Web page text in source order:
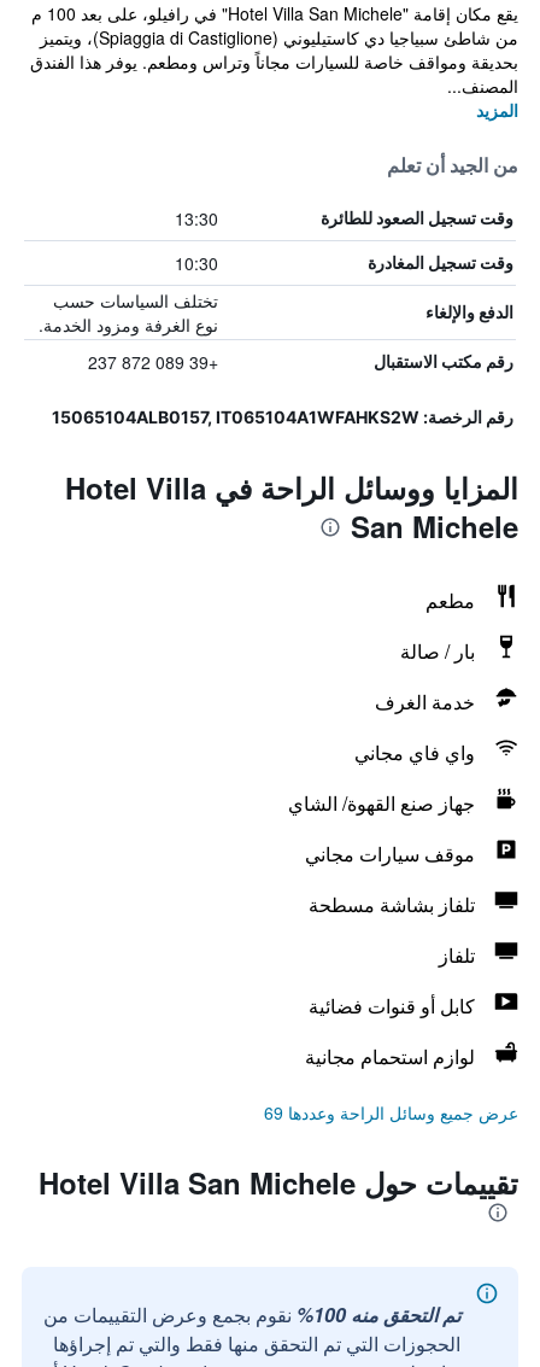
يقع مكان إقامة "Hotel Villa San Michele" في رافيلو، على بعد 100 م
من شاطئ سبياجيا دي كاستيليوني (Spiaggia di Castiglione)، ويتميز
بحديقة ومواقف خاصة للسيارات مجاناً وتراس ومطعم. يوفر هذا الفندق
المصنف...
المزيد
من الجيد أن تعلم
وقت تسجيل الصعود للطائرة 13:30
وقت تسجيل المغادرة 10:30
الدفع والإلغاء
تختلف السياسات حسب
نوع الغرفة ومزود الخدمة.
رقم مكتب الاستقبال +39 089 872 237
رقم الرخصة: 15065104ALB0157, IT065104A1WFAHKS2W
المزايا ووسائل الراحة في Hotel Villa
San Michele
مطعم
بار / صالة
خدمة الغرف
واي فاي مجاني
جهاز صنع القهوة/ الشاي
موقف سيارات مجاني
تلفاز بشاشة مسطحة
تلفاز
كابل أو قنوات فضائية
لوازم استحمام مجانية
عرض جميع وسائل الراحة وعددها 69
تقييمات حول Hotel Villa San Michele
تم التحقق منه 100%
نقوم بجمع وعرض التقييمات من
الحجوزات التي تم التحقق منها فقط والتي تم إجراؤها